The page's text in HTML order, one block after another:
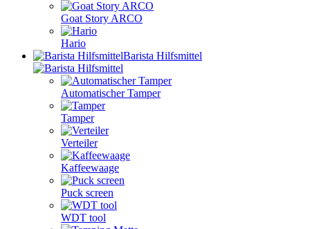
Goat Story ARCO
Hario
Barista Hilfsmittel
Automatischer Tamper
Tamper
Verteiler
Kaffeewaage
Puck screen
WDT tool